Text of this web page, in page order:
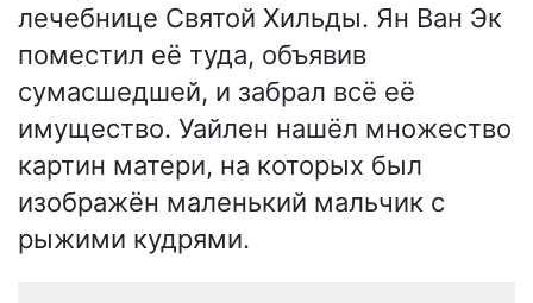
лечебнице Святой Хильды. Ян Ван Эк
поместил её туда, объявив
сумасшедшей, и забрал всё её
имущество. Уайлен нашёл множество
картин матери, на которых был
изображён маленький мальчик с
рыжими кудрями.